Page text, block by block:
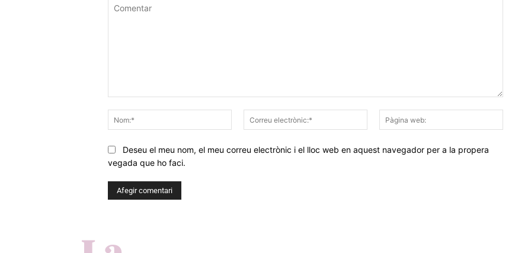
Nom:*
Correu
electrònic:*
web:
Deseu el meu nom, el meu correu electrònic i el lloc web en aquest navegador per a la propera
vegada que ho faci.